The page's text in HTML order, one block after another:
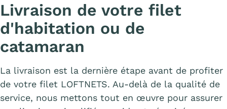
Livraison de votre filet
d'habitation ou de
catamaran
La livraison est la dernière étape avant de profiter
de votre filet LOFTNETS. Au-delà de la qualité de
service, nous mettons tout en œuvre pour assurer